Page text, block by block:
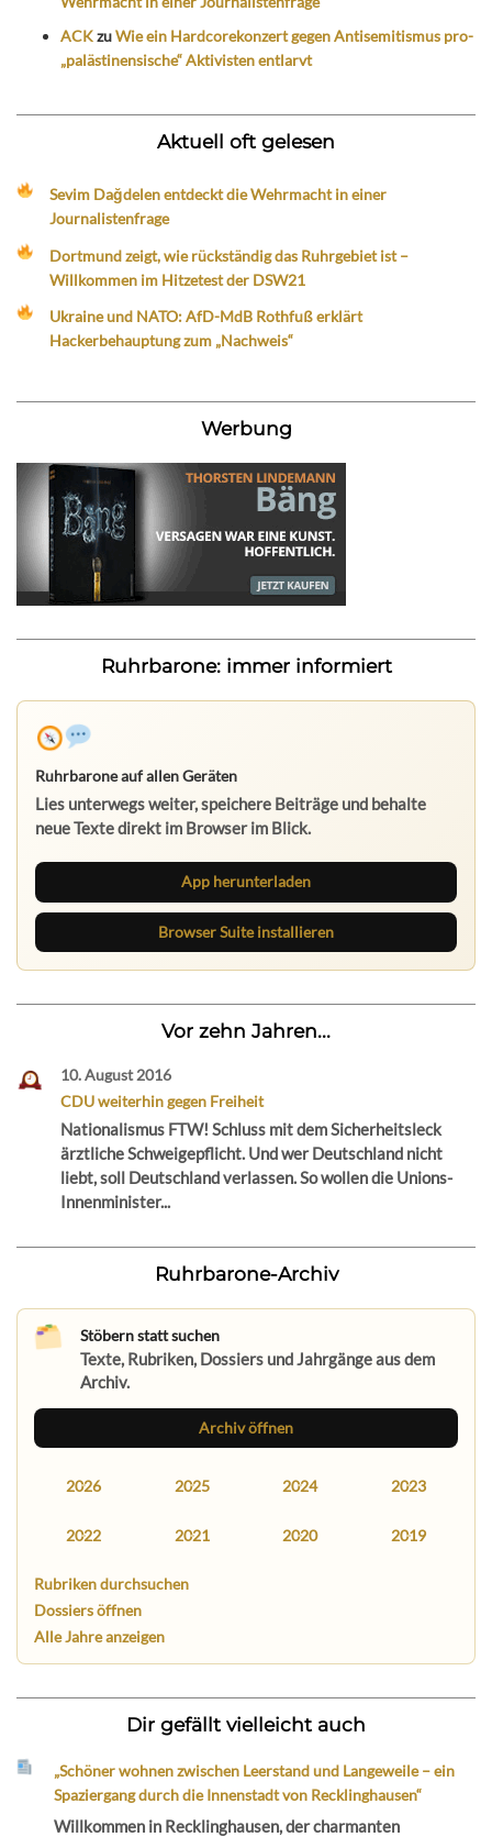
ACKzuWie ein Hardcorekonzert gegen Antisemitismus pro-
„palästinensische“ Aktivisten entlarvt
Aktuell oft gelesen
Sevim Dağdelen entdeckt die Wehrmacht in einer
Journalistenfrage
Dortmund zeigt, wie rückständig das Ruhrgebiet ist –
Willkommen im Hitzetest der DSW21
Ukraine und NATO: AfD-MdB Rothfuß erklärt
Hackerbehauptung zum „Nachweis“
Werbung
Ruhrbarone: immer informiert
Ruhrbarone auf allen Geräten
Lies unterwegs weiter, speichere Beiträge und behalte
neue Texte direkt im Browser im Blick.
App herunterladen
Browser Suite installieren
Vor zehn Jahren...
10. August 2016
CDU weiterhin gegen Freiheit
Nationalismus FTW! Schluss mit dem Sicherheitsleck
ärztliche Schweigepflicht. Und wer Deutschland nicht
liebt, soll Deutschland verlassen. So wollen die Unions-
Innenminister...
Ruhrbarone-Archiv
Stöbern statt suchen
Texte, Rubriken, Dossiers und Jahrgänge aus dem
Archiv.
Archiv öffnen
2026 2025 2024 2023
2022 2021 2020 2019
Rubriken durchsuchen
Dossiers öffnen
Alle Jahre anzeigen
Dir gefällt vielleicht auch
„Schöner wohnen zwischen Leerstand und Langeweile – ein
Spaziergang durch die Innenstadt von Recklinghausen“
Willkommen in Recklinghausen, der charmanten